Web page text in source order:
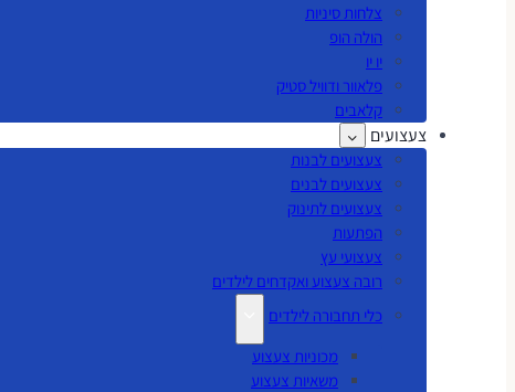
צלחות סיניות
הולה הופ
יו יו
פלאוור ודוויל סטיק
קלאבים
צעצועים
צעצועים לבנות
צעצועים לבנים
צעצועים לתינוק
הפתעות
צעצועי עץ
רובה צעצוע ואקדחים לילדים
כלי תחבורה לילדים
מכוניות צעצוע
משאיות צעצוע